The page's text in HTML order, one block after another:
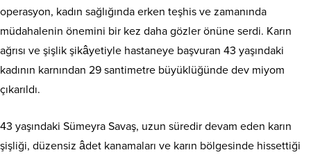
operasyon, kadın sağlığında erken teşhis ve zamanında
müdahalenin önemini bir kez daha gözler önüne serdi. Karın
ağrısı ve şişlik şikâyetiyle hastaneye başvuran 43 yaşındaki
kadının karnından 29 santimetre büyüklüğünde dev miyom
çıkarıldı.
43 yaşındaki Sümeyra Savaş, uzun süredir devam eden karın
şişliği, düzensiz âdet kanamaları ve karın bölgesinde hissettiği